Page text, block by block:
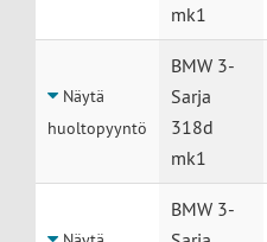
mk1
Näytä
huoltopyyntö
BMW 3-
Sarja
318d
mk1
BMW 3-